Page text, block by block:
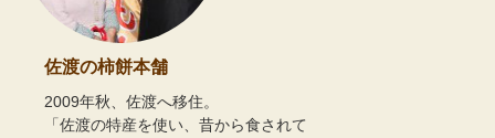
佐渡の柿餅本舗
2009年秋、佐渡へ移住。
「佐渡の特産を使い、昔から食されて